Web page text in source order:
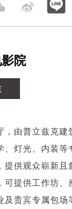
院
，由普立兹克建
灯光、内装等
提供观众崭新且
可提供工作坊、
贵宾专属包场